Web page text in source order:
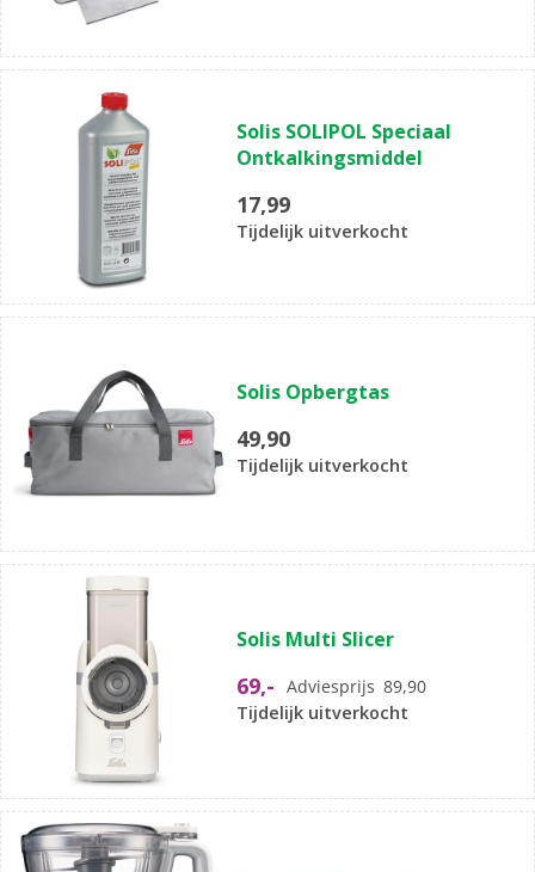
Solis SOLIPOL Speciaal
Ontkalkingsmiddel
17,99
Tijdelijk uitverkocht
Solis Opbergtas
49,90
Tijdelijk uitverkocht
Solis Multi Slicer
69,- Adviesprijs 89,90
Tijdelijk uitverkocht